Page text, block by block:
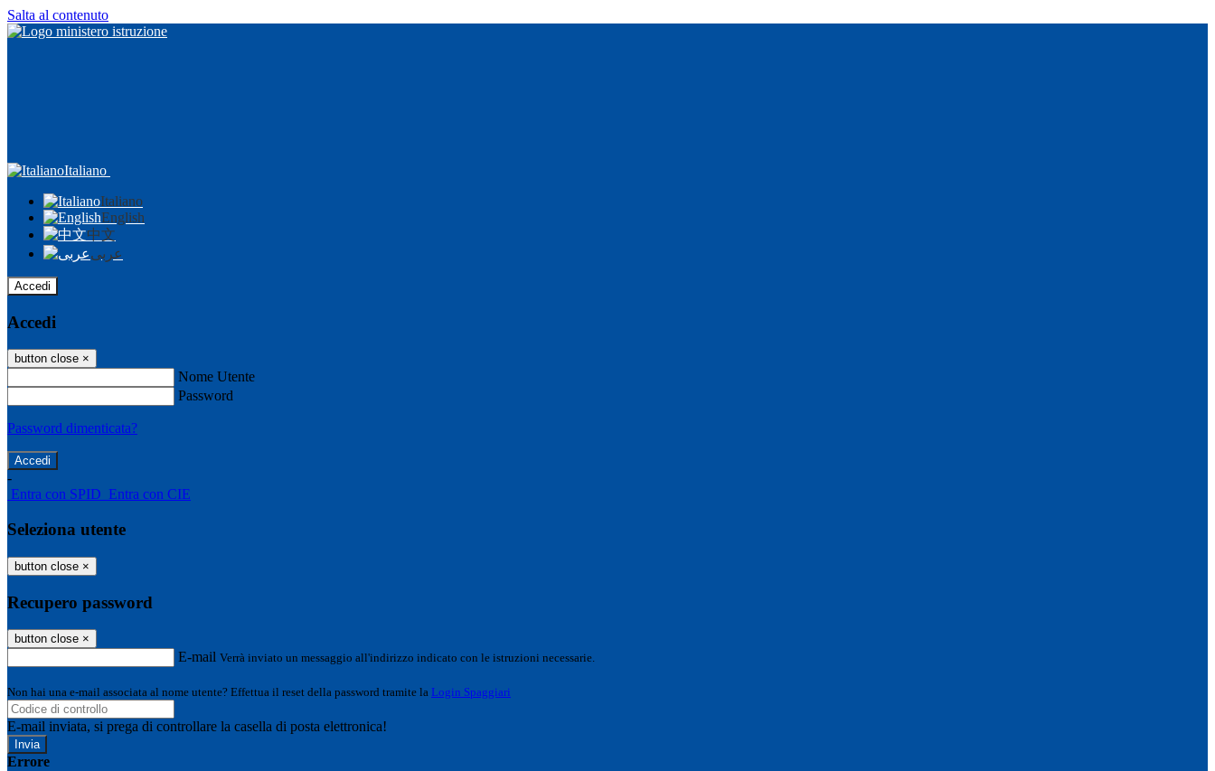
Salta al contenuto
Italiano
Italiano
English
中文
عربى
Accedi
Accedi
button close ×
Nome Utente
Password
Password dimenticata?
-
Entra con SPID Entra con CIE
Seleziona utente
button close ×
Recupero password
button close ×
E-mail Verrà inviato un messaggio all'indirizzo indicato con le istruzioni necessarie.
Non hai una e-mail associata al nome utente? Effettua il reset della password tramite la Login Spaggiari
E-mail inviata, si prega di controllare la casella di posta elettronica!
Errore